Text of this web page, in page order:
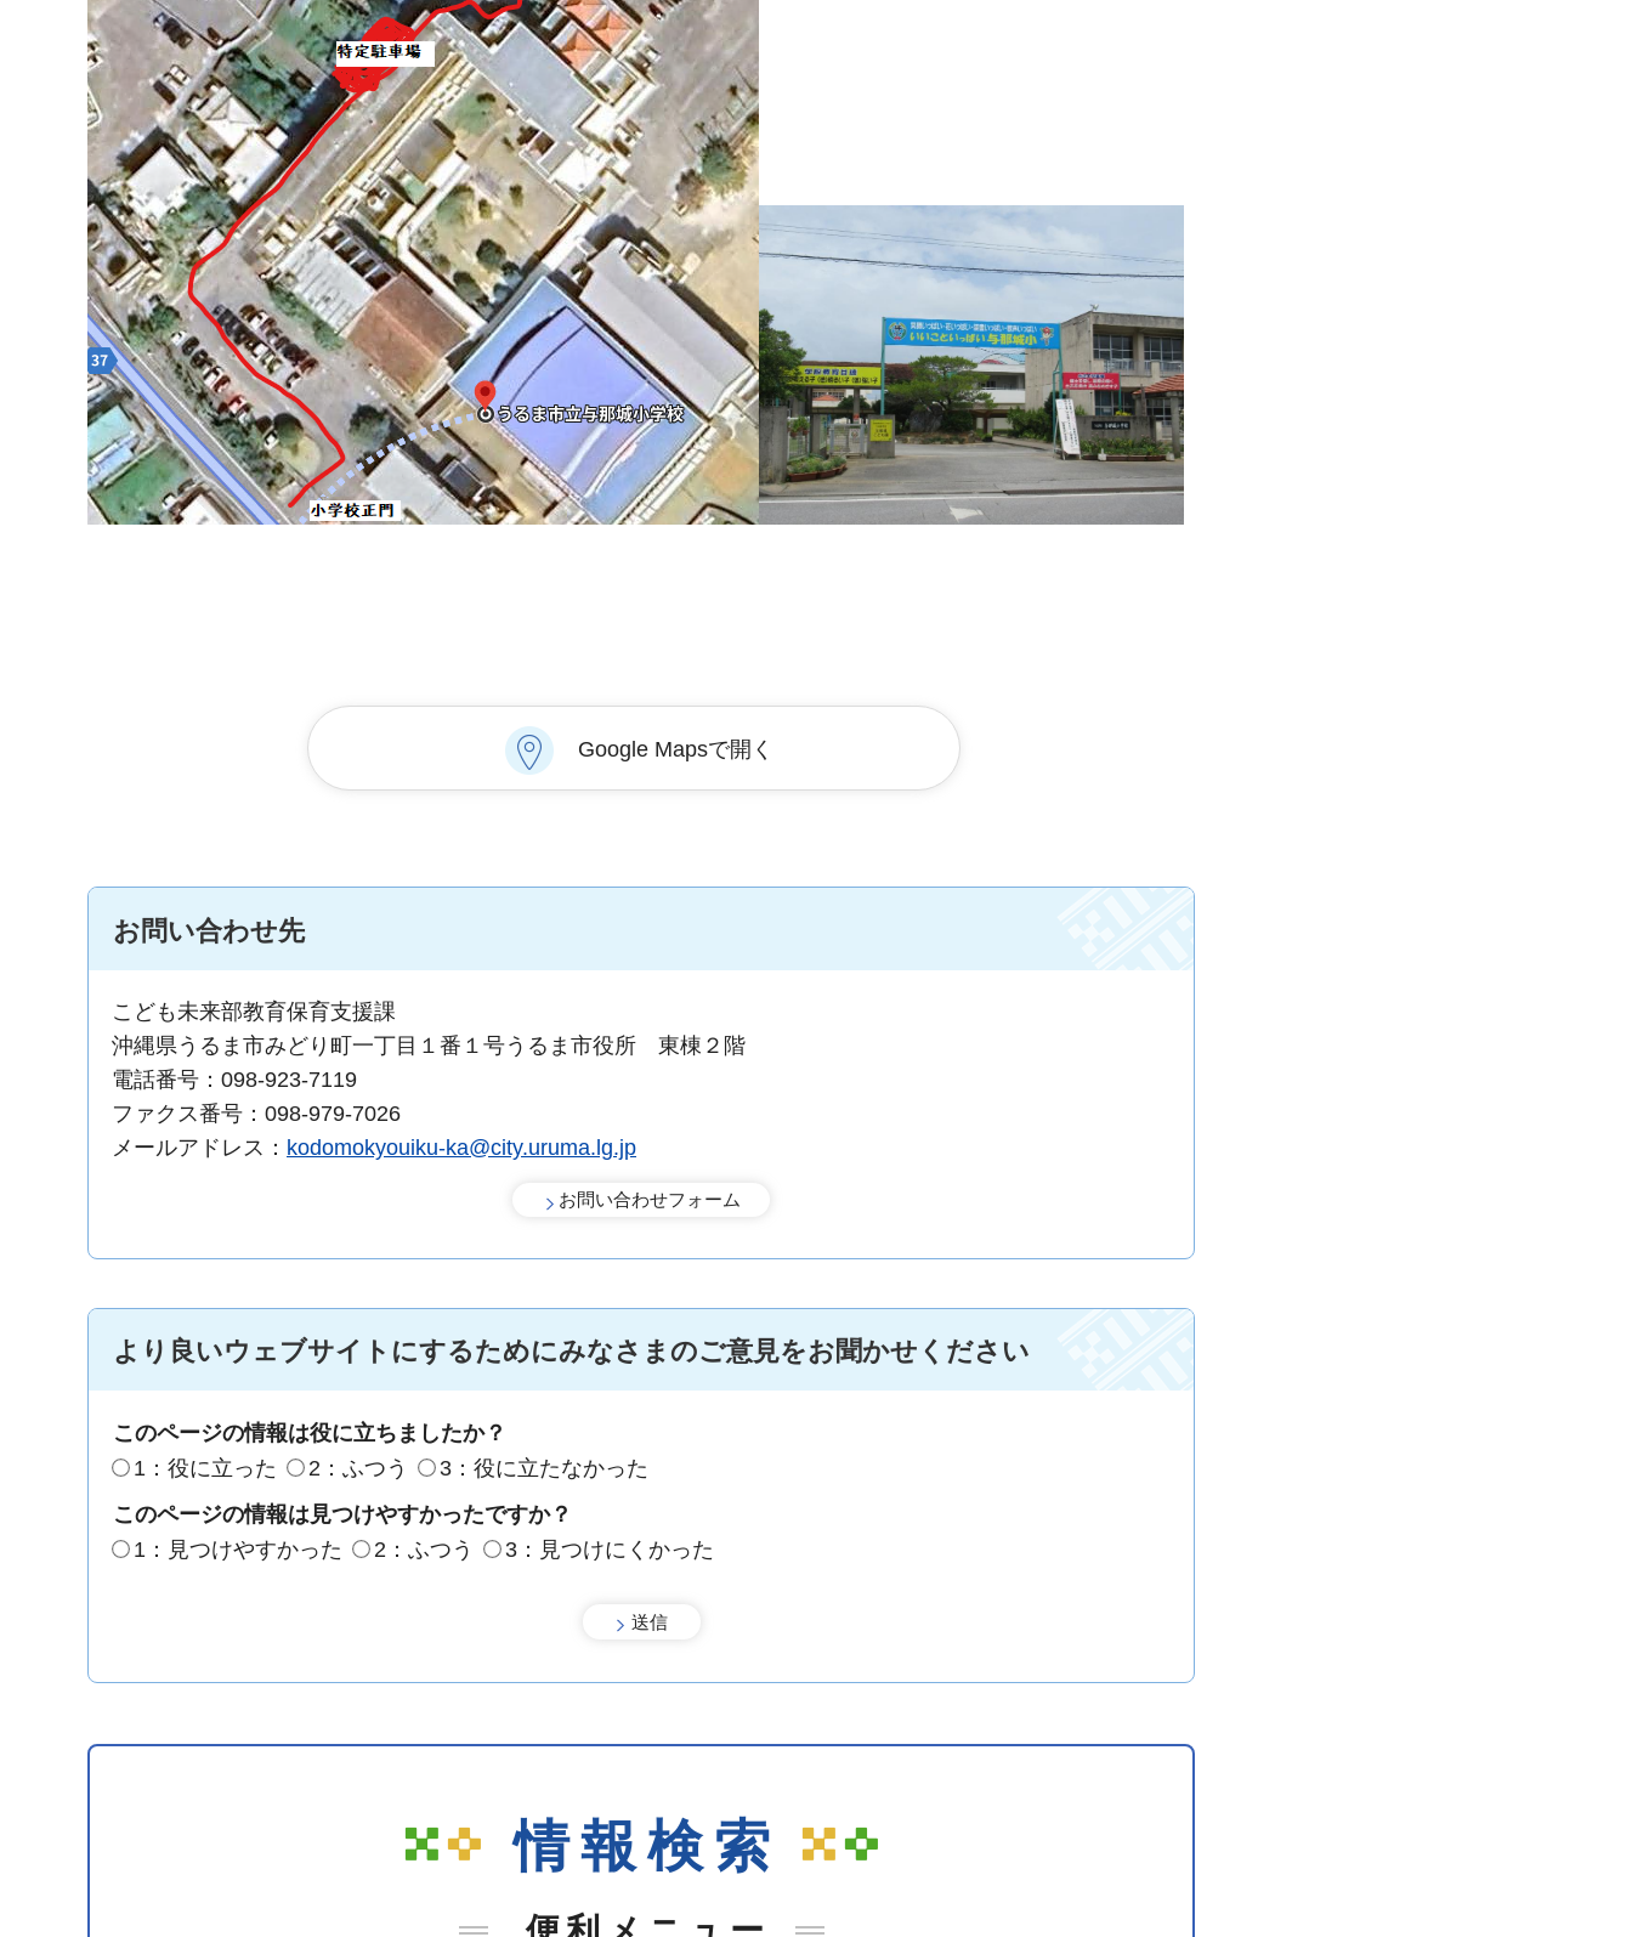
Google Mapsで開く
お問い合わせ先
こども未来部教育保育支援課
沖縄県うるま市みどり町一丁目１番１号うるま市役所 東棟２階
電話番号：098-923-7119
ファクス番号：098-979-7026
メールアドレス： kodomokyouiku-ka@city.uruma.lg.jp
より良いウェブサイトにするためにみなさまのご意見をお聞かせください
このページの情報は役に立ちましたか？
1：役に立った
2：ふつう
3：役に立たなかった
このページの情報は見つけやすかったですか？
1：見つけやすかった
2：ふつう 3：見つけにくかった
情報検索